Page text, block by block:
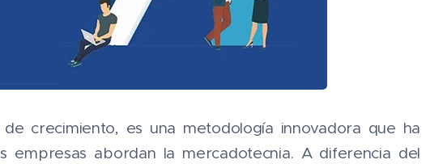
crecimiento, es una metodología innovadora que ha
empresas abordan la mercadotecnia. A diferencia del